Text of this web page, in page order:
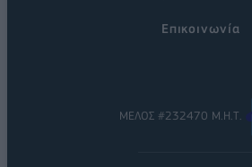
Επικοινωνία
ΜΕΛΟΣ #232470 Μ.Η.Τ.